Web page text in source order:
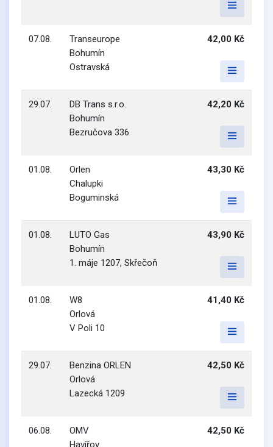
07.08.
Transeurope
Bohumín
Ostravská
42,00 Kč
29.07.
DB Trans s.r.o.
Bohumín
Bezručova 336
42,20 Kč
01.08.
Orlen
Chalupki
Boguminská
43,30 Kč
01.08.
LUTO Gas
Bohumín
1. máje 1207, Skřečoň
43,90 Kč
01.08.
W8
Orlová
V Poli 10
41,40 Kč
29.07.
Benzina ORLEN
Orlová
Lazecká 1209
42,50 Kč
06.08.
OMV
Havířov
42,50 Kč